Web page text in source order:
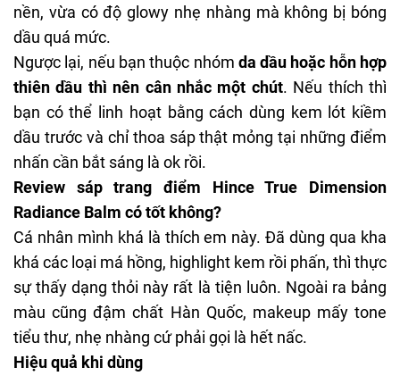
nền, vừa có độ glowy nhẹ nhàng mà không bị bóng
dầu quá mức.
Ngược lại, nếu bạn thuộc nhóm da dầu hoặc hỗn hợp
thiên dầu thì nên cân nhắc một chút. Nếu thích thì
bạn có thể linh hoạt bằng cách dùng kem lót kiềm
dầu trước và chỉ thoa sáp thật mỏng tại những điểm
nhấn cần bắt sáng là ok rồi.
Review sáp trang điểm Hince True Dimension
Radiance Balm có tốt không?
Cá nhân mình khá là thích em này. Đã dùng qua kha
khá các loại má hồng, highlight kem rồi phấn, thì thực
sự thấy dạng thỏi này rất là tiện luôn. Ngoài ra bảng
màu cũng đậm chất Hàn Quốc, makeup mấy tone
tiểu thư, nhẹ nhàng cứ phải gọi là hết nấc.
Hiệu quả khi dùng